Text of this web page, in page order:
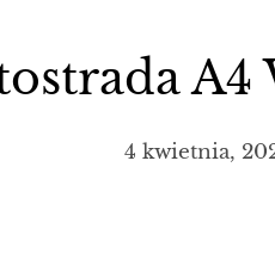
A4
4 kwietnia,